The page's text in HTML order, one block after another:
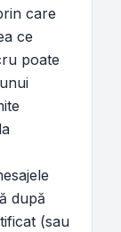
care
ce
poate
după
(sau